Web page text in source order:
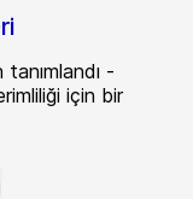
-
için bir